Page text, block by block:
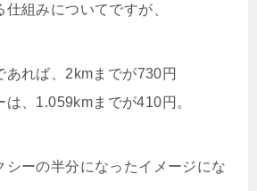
組みについてですが、
あれば、2kmまでが730円
、1.059kmまでが410円。
シーの半分になったイメージにな